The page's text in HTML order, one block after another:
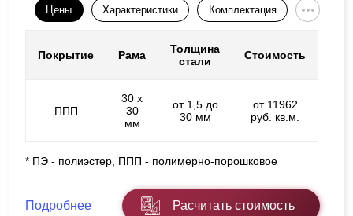
Цены Характеристики Комплектация
Покрытие Рама
Толщина
стали
Стоимость
ППП
30 х
30
мм
от 1,5 до
30 мм
от 11962
руб. кв.м.
* ПЭ - полиэстер, ППП - полимерно-порошковое
Подробнее Расчитать стоимость